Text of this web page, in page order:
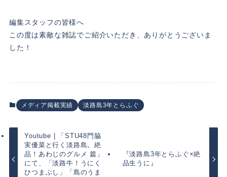
編集スタッフの皆様へ
この度は素敵な雑誌でご紹介いただき、ありがとうございま
した！
メディア掲載実績 淡路島3年とらふぐ
Youtube | 「STU48門脇
実優菜と行く淡路島。絶
品！あわじのグルメ 篇」
にて、「淡路牛！うにく
ひつまぶし」「島のうま
『淡路島3年とらふぐ×絶
品生うに』